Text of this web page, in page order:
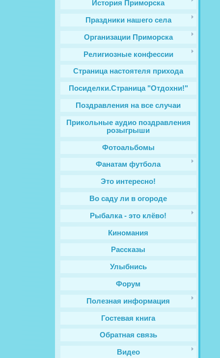
История Приморска
Праздники нашего села
Организации Приморска
Религиозные конфессии
Cтраница настоятеля прихода
Посиделки.Страница "Отдохни!"
Поздравления на все случаи
Прикольные аудио поздравления
розыгрыши
Фотоальбомы
Фанатам футбола
Это интересно!
Во саду ли в огороде
Рыбалка - это клёво!
Киномания
Рассказы
Улыбнись
Форум
Полезная информация
Гостевая книга
Обратная связь
Видео